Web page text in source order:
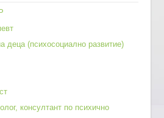
деца (психосоциално развитие)
консултант по психично